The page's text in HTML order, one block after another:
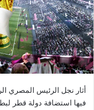
أثار نجل الرئيس المصري
فيها استضافة دولة قطر